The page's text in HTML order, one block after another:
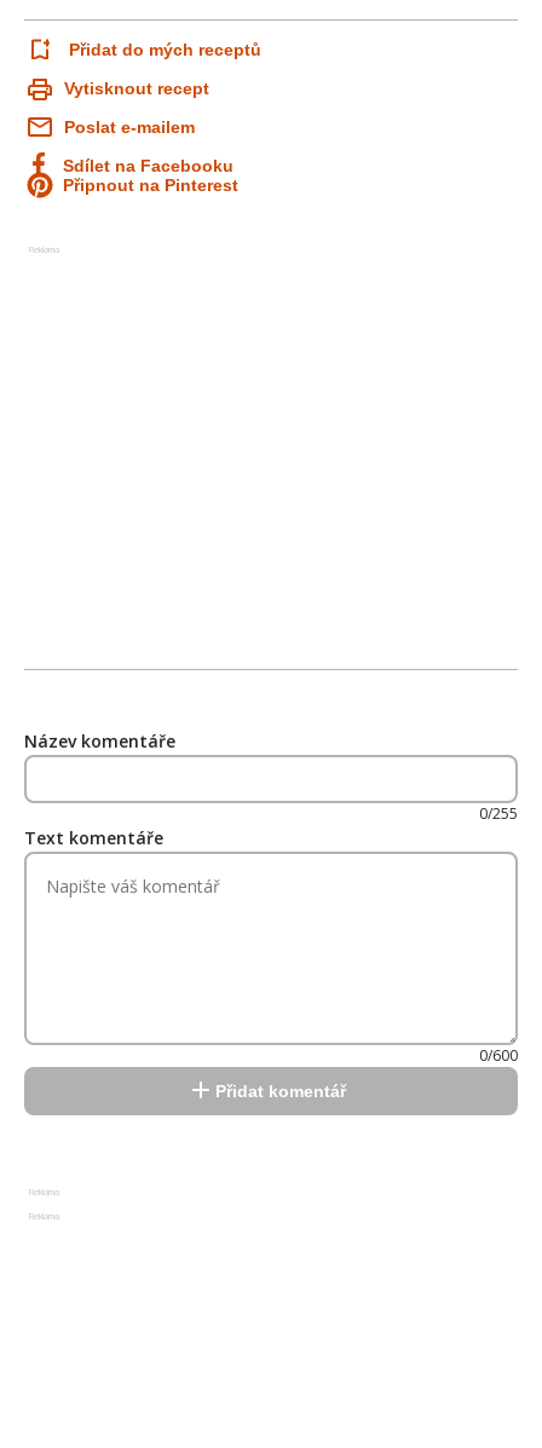
Přidat do mých receptů
Vytisknout recept
Poslat e-mailem
Sdílet na Facebooku
Připnout na Pinterest
Reklama
Název komentáře
0/255
Text komentáře
0/600
Přidat komentář
Reklama
Reklama